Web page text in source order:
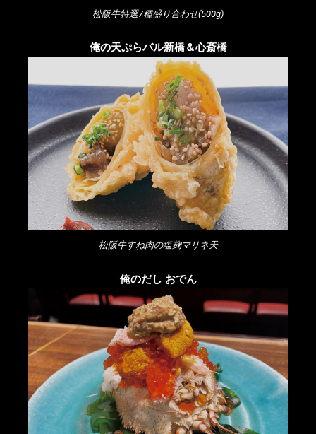
松阪牛特選7種盛り合わせ(500g)
俺の天ぷらバル新橋＆心斎橋
松阪牛すね肉の塩麹マリネ天
俺のだし おでん